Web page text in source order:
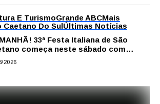
E TurismoGrande ABCMais
Caetano Do SulÚltimas Notícias
33ª Festa Italiana de São
começa neste sábado com
música e solidariedade
2026